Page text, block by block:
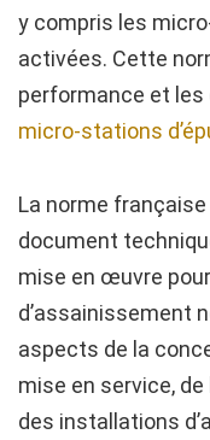
y compris les
activées. Cette
performance et
micro-stations
La norme française
document
mise en œuvre
d’assainissement
aspects de la
mise en service,
des installations